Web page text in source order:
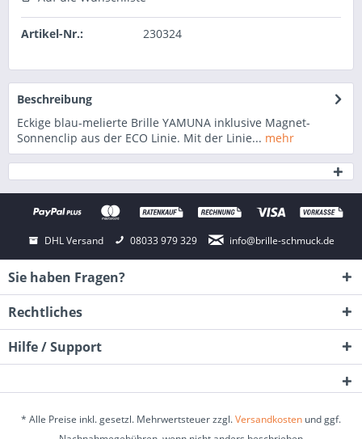
Artikel-Nr.: 230324
Beschreibung
Eckige blau-melierte Brille YAMUNA inklusive Magnet-
Sonnenclip aus der ECO Linie. Mit der Linie... mehr
DHL Versand 08033 979 329 info@brille-schmuck.de
Sie haben Fragen?
Rechtliches
Hilfe / Support
* Alle Preise inkl. gesetzl. Mehrwertsteuer zzgl.Versandkosten und ggf.